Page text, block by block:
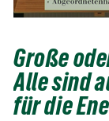
Große
Alle sind
für die